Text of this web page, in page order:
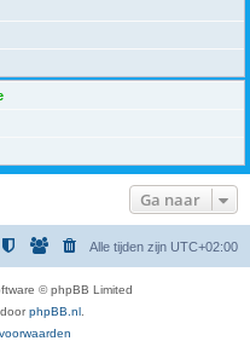
Ga naar
Alle tijden zijn UTC+02:00
© phpBB Limited
phpBB.nl